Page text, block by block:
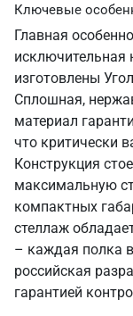
Ключевые
Главная
исключительная
изготовлены
Сплошная,
материал
что критически
Конструкция
максимальную
компактных
стеллаж
– каждая полка
российская
гарантией